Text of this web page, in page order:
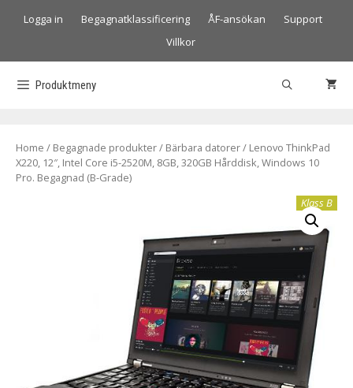
Logga in Begagnatklassificering ÅF-ansökan
Support
Villkor
Produktmeny
Home / Begagnade produkter/ Bärbara datorer/ Lenovo ThinkPad
X220, 12″, Intel Core i5-2520M, 8GB, 320GB Hårddisk, Windows 10
Pro. Begagnad (B-Grade)
Klass B